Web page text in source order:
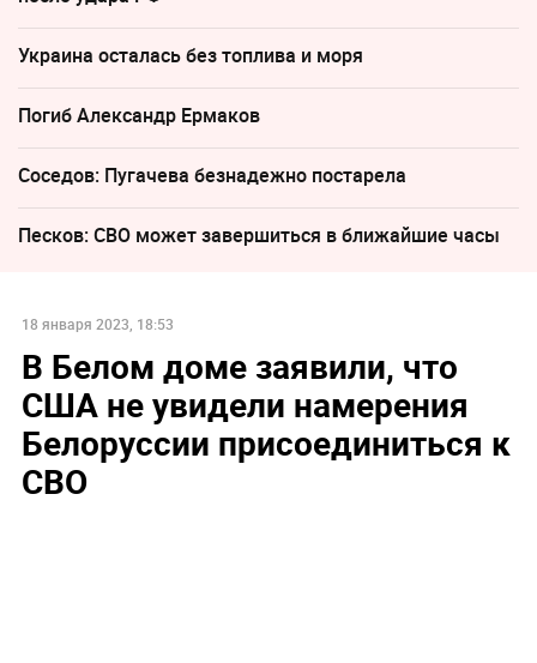
Украина осталась без топлива и моря
Погиб Александр Ермаков
Соседов: Пугачева безнадежно постарела
Песков: СВО может завершиться в ближайшие часы
18 января 2023, 18:53
В Белом доме заявили, что
США не увидели намерения
Белоруссии присоединиться к
СВО